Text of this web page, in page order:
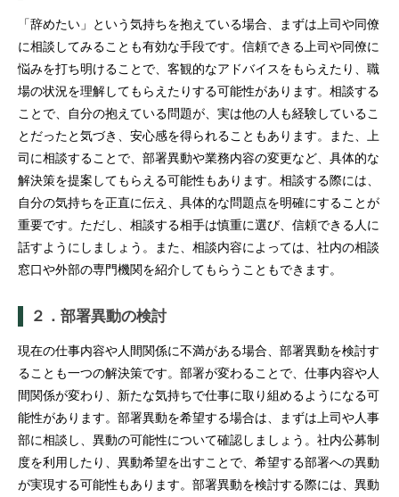
「辞めたい」という気持ちを抱えている場合、まずは上司や同僚
に相談してみることも有効な手段です。信頼できる上司や同僚に
悩みを打ち明けることで、客観的なアドバイスをもらえたり、職
場の状況を理解してもらえたりする可能性があります。相談する
ことで、自分の抱えている問題が、実は他の人も経験しているこ
とだったと気づき、安心感を得られることもあります。また、上
司に相談することで、部署異動や業務内容の変更など、具体的な
解決策を提案してもらえる可能性もあります。相談する際には、
自分の気持ちを正直に伝え、具体的な問題点を明確にすることが
重要です。ただし、相談する相手は慎重に選び、信頼できる人に
話すようにしましょう。また、相談内容によっては、社内の相談
窓口や外部の専門機関を紹介してもらうこともできます。
２．部署異動の検討
現在の仕事内容や人間関係に不満がある場合、部署異動を検討す
ることも一つの解決策です。部署が変わることで、仕事内容や人
間関係が変わり、新たな気持ちで仕事に取り組めるようになる可
能性があります。部署異動を希望する場合は、まずは上司や人事
部に相談し、異動の可能性について確認しましょう。社内公募制
度を利用したり、異動希望を出すことで、希望する部署への異動
が実現する可能性もあります。部署異動を検討する際には、異動